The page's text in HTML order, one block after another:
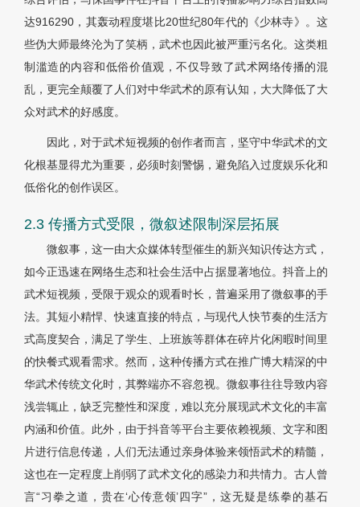
达916290，其轰动程度堪比20世纪80年代的《少林寺》。这
些伪大师最终沦为了笑柄，武术也因此被严重污名化。这类粗
制滥造的内容和低俗价值观，不仅导致了武术网络传播的混
乱，更完全颠覆了人们对中华武术的原有认知，大大降低了大
众对武术的好感度。
因此，对于武术短视频的创作者而言，坚守中华武术的文
化根基显得尤为重要，必须时刻警惕，避免陷入过度娱乐化和
低俗化的创作误区。
2.3 传播方式受限，微叙述限制深层拓展
微叙事，这一由大众媒体转型催生的新兴知识传达方式，
如今正迅速在网络生态和社会生活中占据显著地位。抖音上的
武术短视频，受限于观众的观看时长，普遍采用了微叙事的手
法。其短小精悍、快速直接的特点，与现代人快节奏的生活方
式高度契合，满足了学生、上班族等群体在碎片化闲暇时间里
的快餐式观看需求。然而，这种传播方式在推广博大精深的中
华武术传统文化时，其弊端亦不容忽视。微叙事往往导致内容
浅尝辄止，缺乏完整性和深度，难以充分展现武术文化的丰富
内涵和价值。此外，由于抖音等平台主要依赖视频、文字和图
片进行信息传递，人们无法通过亲身体验来领悟武术的精髓，
这也在一定程度上削弱了武术文化的感染力和共情力。古人曾
言“习拳之道，贵在‘心传意领’四字”，这无疑是练拳的基石